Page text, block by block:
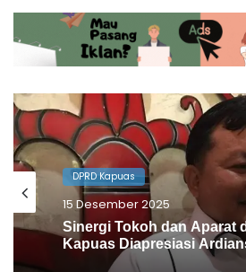
DPRD Kapuas
13 Desember 2025
Dewan Ini Dukung
Bapas dan Pemkab